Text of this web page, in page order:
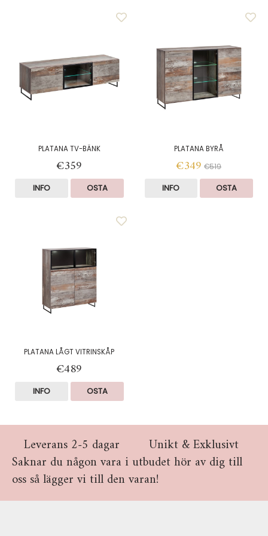
PLATANA TV-BÄNK
€359
INFO OSTA
PLATANA BYRÅ
€349 €519
INFO OSTA
PLATANA LÅGT VITRINSKÅP
€489
INFO OSTA
Leverans 2-5 dagar
Unikt & Exklusivt
Saknar du någon vara i utbudet hör av dig till
oss så lägger vi till den varan!